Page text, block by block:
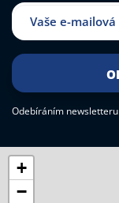
Odebíráním
+
−